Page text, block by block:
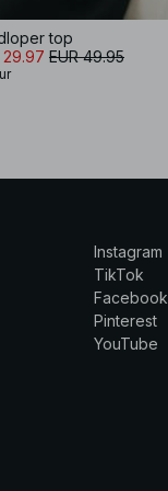
top
29.97 EUR 49.95
Instagram
TikTok
Facebook
Pinterest
YouTube